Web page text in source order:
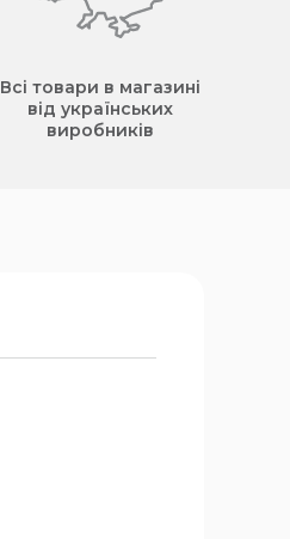
Всі товари в магазині
від українських
виробників